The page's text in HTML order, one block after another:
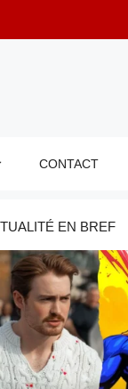
CONTACT
EN BREF